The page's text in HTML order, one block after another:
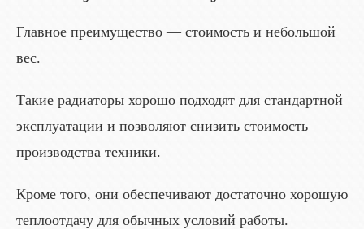
Главное преимущество — стоимость и небольшой
вес.
Такие радиаторы хорошо подходят для стандартной
эксплуатации и позволяют снизить стоимость
производства техники.
Кроме того, они обеспечивают достаточно хорошую
теплоотдачу для обычных условий работы.